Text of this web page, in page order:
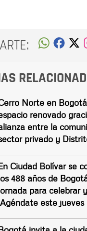
Norte en
renovado
entre la
privado y
Ciudad Bolívar se
488 años de
para celebrar
este